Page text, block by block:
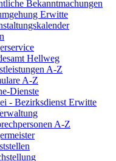
Bekanntmachungen
Erwitte
Hellweg
A-Z
A-Z
Dienste
- Bezirksdienst Erwitte
A-Z